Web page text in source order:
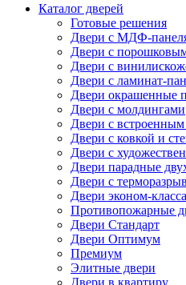
Каталог дверей
Готовые решения
Двери с МДФ-
Двери с
Двери с
Двери с ламинат-
Двери окрашенные
Двери с молдингами
Двери с встроенным
Двери с ковкой и
Двери с
Двери парадные
Двери с
Двери эконом-класса
Противопожарные
Двери Стандарт
Двери Оптимум
Премиум
Элитные двери
Двери в квартиру